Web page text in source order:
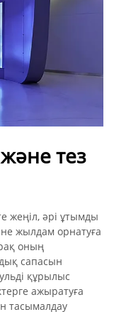
тез
жеңіл, әрі ұтымды
жылдам орнатуға
оның
сапасын
құрылыс
ажыратуға
тасымалдау